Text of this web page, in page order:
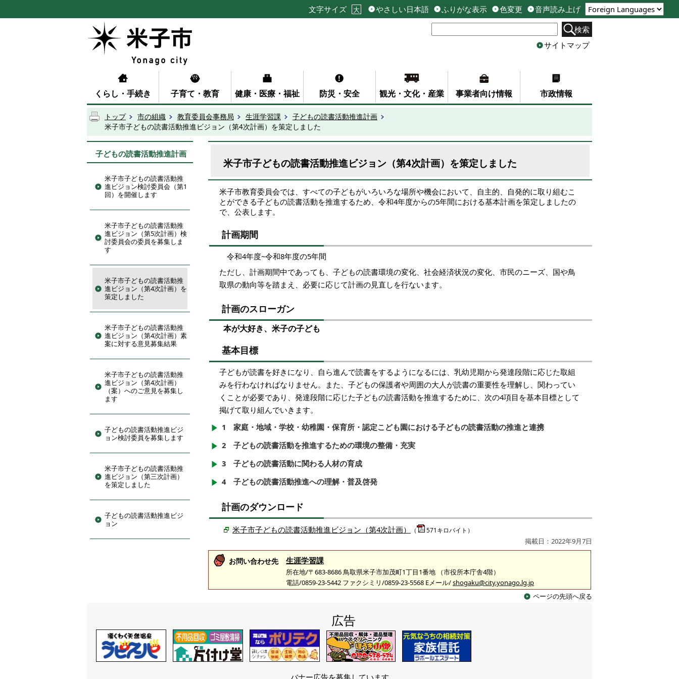
文字サイズ 大 やさしい日本語 ふりがな表示 色変更
音声読み上げ
検索
サイトマップ
くらし・手続き 子育て・教育 健康・医療・福祉 防災・安全 観光・文化・産業 事業者向け情報 市政情報
トップ 市の組織 教育委員会事務局 生涯学習課
子どもの読書活動推進計画
米子市子どもの読書活動推進ビジョン（第4次計画）を策定しました
子どもの読書活動推進計画
米子市子どもの読書活動推
進ビジョン検討委員会（第1
回）を開催します
米子市子どもの読書活動推
進ビジョン（第5次計画）検
討委員会の委員を募集しま
す
米子市子どもの読書活動推
進ビジョン（第4次計画）を
策定しました
米子市子どもの読書活動推
進ビジョン（第4次計画）素
案に対する意見募集結果
米子市子どもの読書活動推
進ビジョン（第4次計画）
（案）へのご意見を募集し
ます
子どもの読書活動推進ビジ
ョン検討委員を募集します
米子市子どもの読書活動推
進ビジョン（第三次計画）
を策定しました
子どもの読書活動推進ビジ
ョン
米子市子どもの読書活動推進ビジョン（第4次計画）を策定しました
米子市教育委員会では、すべての子どもがいろいろな場所や機会において、自主的、自発的に取り組むこ
とができる子どもの読書活動を推進するため、令和4年度からの5年間における基本計画を策定しましたの
で、公表します。
計画期間
令和4年度~令和8年度の5年間
ただし、計画期間中であっても、子どもの読書環境の変化、社会経済状況の変化、市民のニーズ、国や鳥
取県の動向等を踏まえ、必要に応じて計画の見直しを行ないます。
計画のスローガン
本が大好き、米子の子ども
基本目標
子どもが読書を好きになり、自ら進んで読書をするようになるには、乳幼児期から発達段階に応じた取組
みを行わなければなりません。また、子どもの保護者や周囲の大人が読書の重要性を理解し、関わってい
くことが必要であり、発達段階に応じた子どもの読書活動を推進するために、次の4項目を基本目標として
掲げて取り組んでいきます。
1 家庭・地域・学校・幼稚園・保育所・認定こども園における子どもの読書活動の推進と連携
2 子どもの読書活動を推進するための環境の整備・充実
3 子どもの読書活動に関わる人材の育成
4 子どもの読書活動推進への理解・普及啓発
計画のダウンロード
米子市子どもの読書活動推進ビジョン（第4次計画） （ 571キロバイト）
掲載日：2022年9月7日
お問い合わせ先 生涯学習課
所在地/〒683-8686 鳥取県米子市加茂町1丁目1番地 （市役所本庁舎4階）
電話/0859-23-5442 ファクシミリ/0859-23-5568 Eメール/shogaku@city.yonago.lg.jp
ページの先頭へ戻る
広告
バナー広告を募集しています